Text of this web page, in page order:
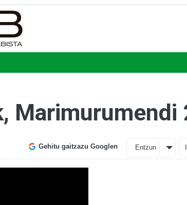
Marimurumendi
Gehitu gaitzazu Googlen Entzun